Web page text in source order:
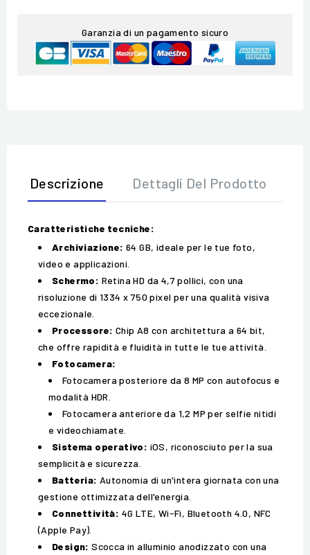
Garanzia di un pagamento sicuro
Descrizione Dettagli Del Prodotto
Caratteristiche tecniche:
Archiviazione: 64 GB, ideale per le tue foto,
video e applicazioni.
Schermo: Retina HD da 4,7 pollici, con una
risoluzione di 1334 x 750 pixel per una qualità visiva
eccezionale.
Processore: Chip A8 con architettura a 64 bit,
che offre rapidità e fluidità in tutte le tue attività.
Fotocamera:
Fotocamera posteriore da 8 MP con autofocus e
modalità HDR.
Fotocamera anteriore da 1,2 MP per selfie nitidi
e videochiamate.
Sistema operativo: iOS, riconosciuto per la sua
semplicità e sicurezza.
Batteria: Autonomia di un'intera giornata con una
gestione ottimizzata dell'energia.
Connettività: 4G LTE, Wi-Fi, Bluetooth 4.0, NFC
(Apple Pay).
Design: Scocca in alluminio anodizzato con una